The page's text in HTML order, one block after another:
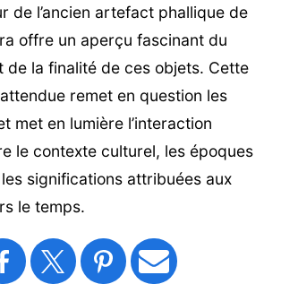
de l’ancien artefact phallique de
offre un aperçu fascinant du
de la finalité de ces objets. Cette
remet en question les
met en lumière l’interaction
le contexte culturel, les époques
significations attribuées aux
le temps.